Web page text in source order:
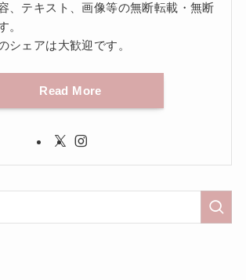
、テキスト、画像等の無断転載・無断
。
シェアは大歓迎です。
Read More